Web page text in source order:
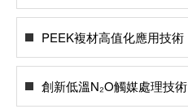
PEEK複材高值化應用技術
創新低溫N₂O觸媒處理技術